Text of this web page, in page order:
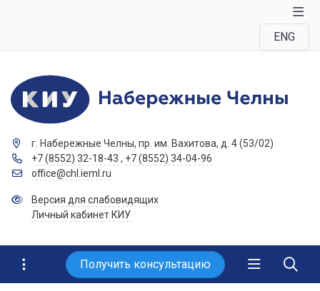
ENG
г. Набережные Челны, пр. им. Вахитова, д. 4 (53/02)
+7 (8552) 32-18-43 , +7 (8552) 34-04-96
office@chl.ieml.ru
Версия для слабовидящих
Личный кабинет КИУ
Получить консультацию